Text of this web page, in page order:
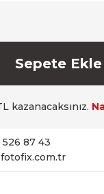
Sepete Ekle
kazanacaksınız.
526 87 43